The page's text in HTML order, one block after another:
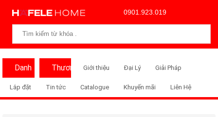
0901.923.019
Danh
Mục
Thương
Hiệu
Giới thiệu Đại Lý Giải Pháp
Lắp đặt Tin tức Catalogue Khuyến mãi Liên Hệ